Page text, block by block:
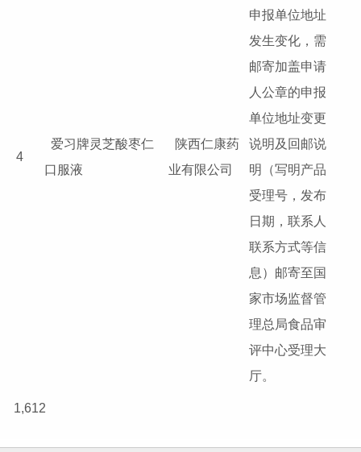
4
爱习牌灵芝酸枣仁
口服液
陕西仁康药
业有限公司
申报单位地址
发生变化，需
邮寄加盖申请
人公章的申报
单位地址变更
说明及回邮说
明（写明产品
受理号，发布
日期，联系人
联系方式等信
息）邮寄至国
家市场监督管
理总局食品审
评中心受理大
厅。
1,612